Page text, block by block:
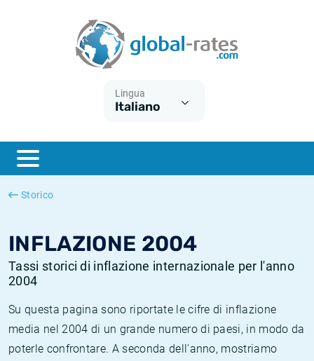
Lingua
Italiano
Storico
INFLAZIONE 2004
Tassi storici di inflazione internazionale per l'anno
2004
Su questa pagina sono riportate le cifre di inflazione
media nel 2004 di un grande numero di paesi, in modo da
poterle confrontare. A seconda dell'anno, mostriamo
ESTER
SONIA
Cos'è l'inflazione CPI?
Cos'è l'inflazione HICP?
Inflazione Italia
Inflazione Stati Uniti
Tassi storici Euribor
Tassi storici di SONIA
Tassi storici di TONAR
Calcolatore dell’inflazione